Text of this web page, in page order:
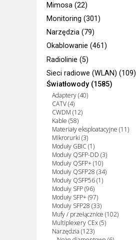
Mimosa (22)
Monitoring (301)
Narzędzia (79)
Okablowanie (461)
Radiolinie (5)
Sieci radiowe (WLAN) (109)
Światłowody (1585)
Adaptery (40)
CATV (4)
CWDM (12)
Kable (58)
Materiały eksploatacyjne (11)
Mikrorurki (3)
Moduły GBIC (1)
Moduły QSFP-DD (3)
Moduły QSFP+ (10)
Moduły QSFP28 (34)
Moduły QSFP56 (1)
Moduły SFP (96)
Moduły SFP+ (97)
Moduły SFP28 (33)
Mufy / przełącznice (102)
Multiplexery CEx (5)
Narzędzia (123)